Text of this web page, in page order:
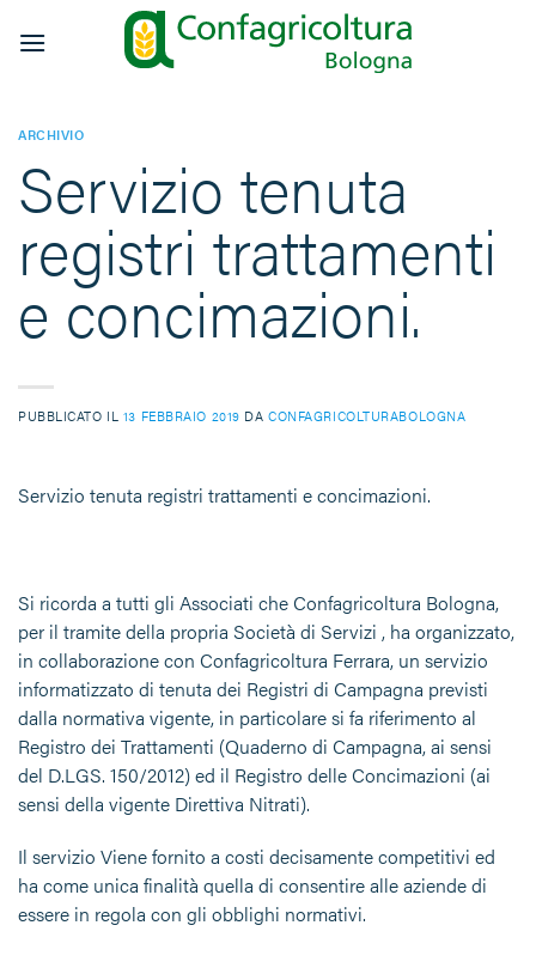
ARCHIVIO
Servizio tenuta
registri trattamenti
e concimazioni.
PUBBLICATO IL 13 FEBBRAIO 2019 DACONFAGRICOLTURABOLOGNA
Servizio tenuta registri trattamenti e concimazioni.
Si ricorda a tutti gli Associati che Confagricoltura Bologna,
per il tramite della propria Società di Servizi , ha organizzato,
in collaborazione con Confagricoltura Ferrara, un servizio
informatizzato di tenuta dei Registri di Campagna previsti
dalla normativa vigente, in particolare si fa riferimento al
Registro dei Trattamenti (Quaderno di Campagna, ai sensi
del D.LGS. 150/2012) ed il Registro delle Concimazioni (ai
sensi della vigente Direttiva Nitrati).
Il servizio Viene fornito a costi decisamente competitivi ed
ha come unica finalità quella di consentire alle aziende di
essere in regola con gli obblighi normativi.